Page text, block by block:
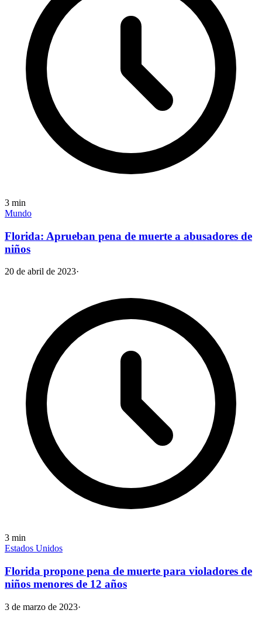
3 min
Mundo
Florida: Aprueban pena de muerte a abusadores de
niños
20 de abril de 2023·
3 min
Estados Unidos
Florida propone pena de muerte para violadores de
niños menores de 12 años
3 de marzo de 2023·